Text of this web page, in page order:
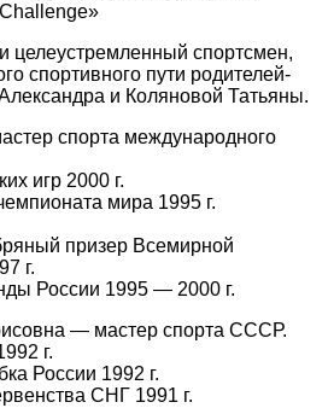
целеустремленный спортсмен,
спортивного пути родителей-
и Коляновой Татьяны.
спорта международного
игр 2000 г.
мира 1995 г.
призер Всемирной
г.
России 1995 — 2000 г.
— мастер спорта СССР.
г.
России 1992 г.
СНГ 1991 г.